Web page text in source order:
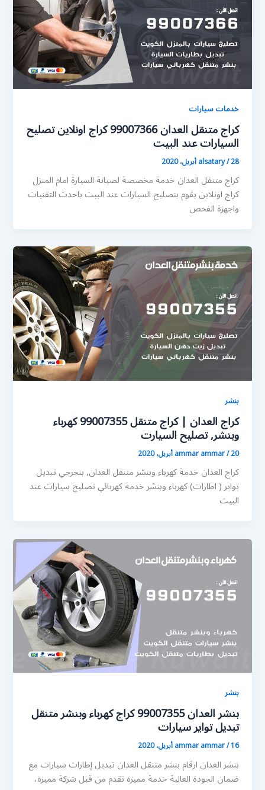
خدمات سيارات
كراج متنقل العدان 99007366 كراج اونلاين تصليح
السيارات عند البيت
alsatary/28 أبريل، 2020
كراج متنقل العدان خدمة مخصصة لصيانة السيارة امام المنزل
كراج اونلاين يقوم بتصليح السيارات عند البيت باحدث التقنيات
واجهزة الفحص
بنشر
كراج العدان | كراج متنقل 99007355 كهرباء
وبنشر, تصليح السيارت
ammar ammar/20 أبريل، 2020
كراج العدان خدمة كهرباء وبنشر متنقل العدان, بنجرجي تبديل
تواير ( اطارات) كهرباء وبنشر خدمة كهربائي تصليح سيارات عند
البيت
بنشر
بنشر العدان 99007355 كراج كهرباء وبنشر متنقل
تبديل تواير سيارات
ammar ammar/16 أبريل، 2020
بنشر العدان ارقام بنشر متنقل العدان تبديل إطارات سيارات مع
ضمان الجودة العالية خدمة مميزة تقدم من قبل شركة مميزة،